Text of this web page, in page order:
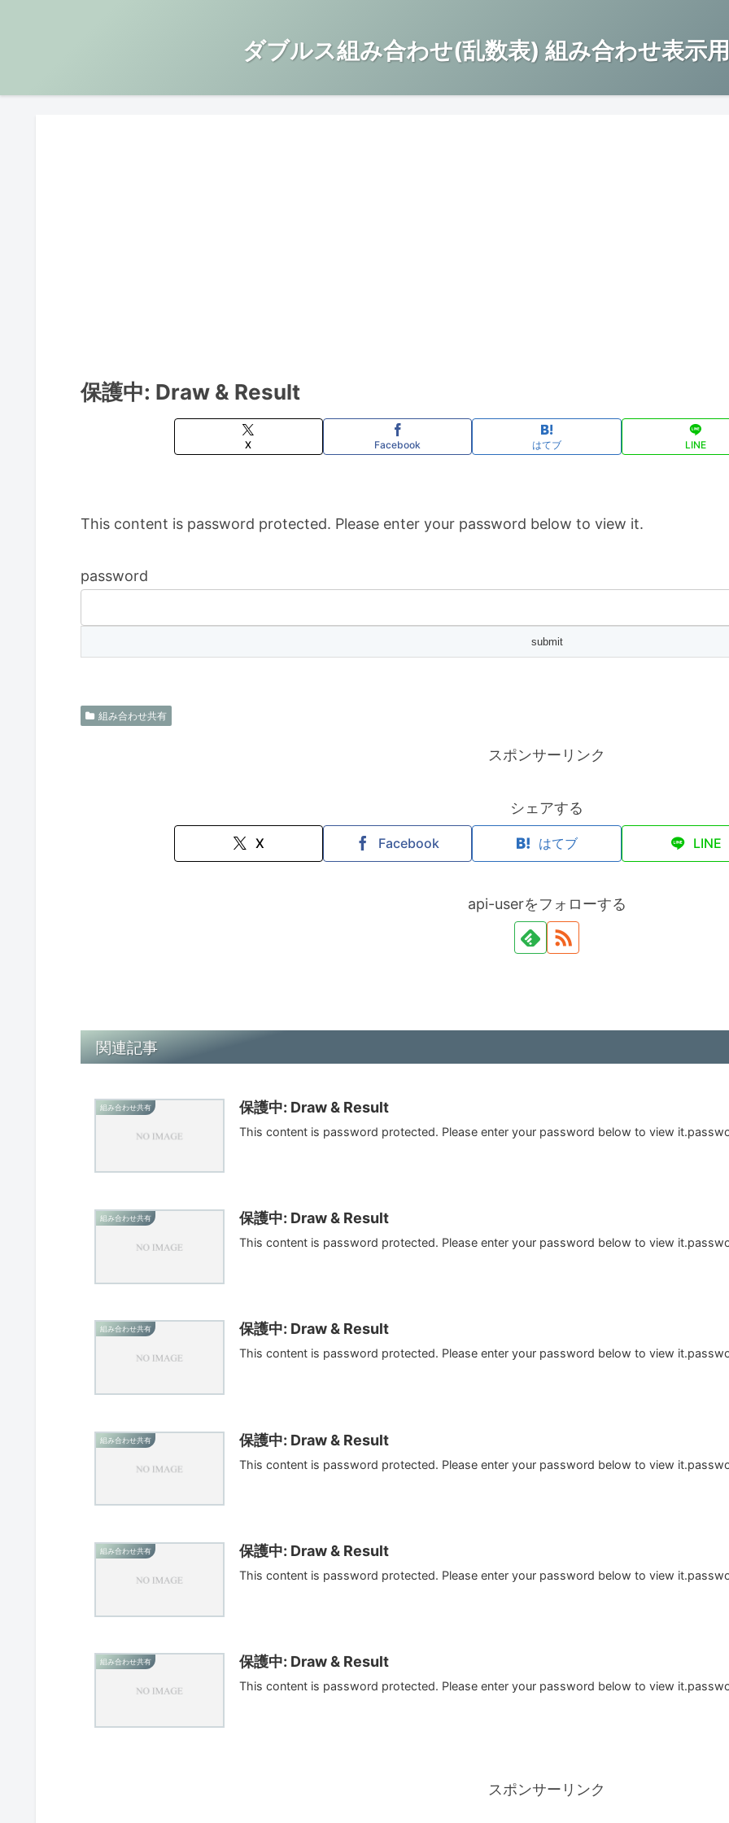
ダブルス組み合わせ(乱数表) 組み合わせ表示
保護中: Draw & Result
X Facebook はてブ LINE
This content is password protected. Please enter your password below to view it.
password
組み合わせ共有
スポンサーリンク
シェアする
X Facebook はてブ LINE
api-userをフォローする
関連記事
組み合わせ共有 保護中: Draw & Result
This content is password protected. Please enter your password below to view
組み合わせ共有 保護中: Draw & Result
This content is password protected. Please enter your password below to view
組み合わせ共有 保護中: Draw & Result
This content is password protected. Please enter your password below to view
組み合わせ共有 保護中: Draw & Result
This content is password protected. Please enter your password below to view
組み合わせ共有 保護中: Draw & Result
This content is password protected. Please enter your password below to view
組み合わせ共有 保護中: Draw & Result
This content is password protected. Please enter your password below to view
スポンサーリンク